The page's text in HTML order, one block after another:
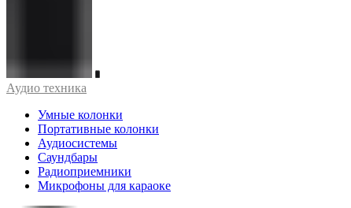
Аудио техника
Умные колонки
Портативные колонки
Аудиосистемы
Саундбары
Радиоприемники
Микрофоны для караоке